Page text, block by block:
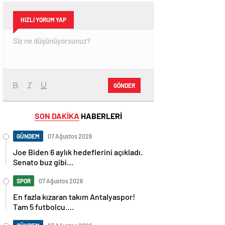
HIZLI YORUM YAP
GÖNDER
SON DAKİKA HABERLERİ
GÜNDEM 07 Ağustos 2026
Joe Biden 6 aylık hedeflerini açıkladı.
Senato buz gibi…
SPOR 07 Ağustos 2026
En fazla kızaran takım Antalyaspor!
Tam 5 futbolcu….